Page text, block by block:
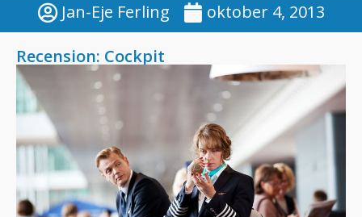
Jan-Eje Ferling oktober 4, 2013
Recension: Cockpit